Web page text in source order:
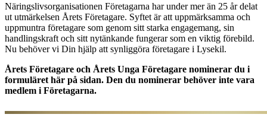
Näringslivsorganisationen Företagarna har under mer än 25 år delat
ut utmärkelsen Årets Företagare. Syftet är att uppmärksamma och
uppmuntra företagare som genom sitt starka engagemang, sin
handlingskraft och sitt nytänkande fungerar som en viktig förebild.
Nu behöver vi Din hjälp att synliggöra företagare i Lysekil.
Årets Företagare och Årets Unga Företagare nominerar du i
formuläret här på sidan. Den du nominerar behöver inte vara
medlem i Företagarna.